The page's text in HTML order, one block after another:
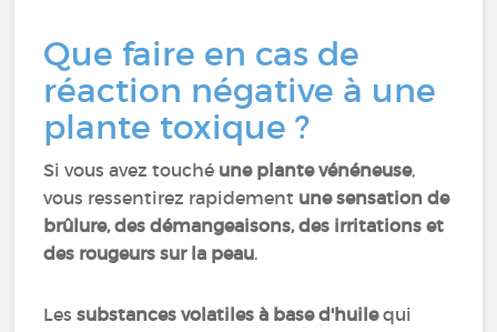
Que faire en cas de
réaction négative à une
plante toxique ?
Si vous avez touché une plante vénéneuse,
vous ressentirez rapidement une sensation de
brûlure, des démangeaisons, des irritations et
des rougeurs sur la peau.
Les substances volatiles à base d'huilequi